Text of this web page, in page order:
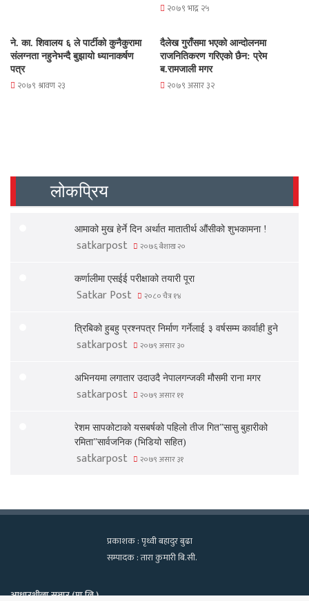
२०७९ भाद्र २५
ने. का. शिवालय ६ ले पार्टीको कुनैकुरामा
संलग्नता नहुनेभन्दै बुझायो ध्यानाकर्षण
पत्र
२०७९ श्रावण २३
दैलेख गुराँसमा भएको आन्दोलनमा
राजनितिकरण गरिएको छैन: प्रेम
ब.रामजाली मगर
२०७९ असार ३२
लोकप्रिय
आमाको मुख हेर्ने दिन अर्थात मातातीर्थ औंसीको शुभकामना !
satkarpost २०७६ बैशाख २०
कर्णालीमा एसईई परीक्षाको तयारी पूरा
Satkar Post २०८० चैत्र १४
त्रिबिको हुबहु प्रश्नपत्र निर्माण गर्नेलाई ३ वर्षसम्म कार्वाही हुने
satkarpost २०७९ असार ३०
अभिनयमा लगातार उदाउदै नेपालगन्जकी मौसमी राना मगर
satkarpost २०७९ असार ११
रेशम सापकोटाको यसबर्षको पहिलो तीज गित”सासु बुहारीको
रमिता”सार्वजनिक (भिडियो सहित)
satkarpost २०७९ असार ३१
प्रकाशक : पृथ्वी बहादुर बुढा
सम्पादक : तारा कुमारी बि.सी.
आधारशीला सञ्चार (प्रा.लि.)